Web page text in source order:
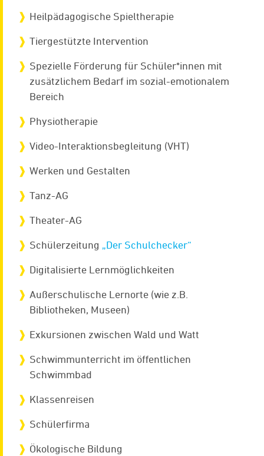
Heilpädagogische Spieltherapie
Tiergestützte Intervention
Spezielle Förderung für Schüler*innen mit
zusätzlichem Bedarf im sozial-emotionalem
Bereich
Physiotherapie
Video-Interaktionsbegleitung (VHT)
Werken und Gestalten
Tanz-AG
Theater-AG
Schülerzeitung „Der Schulchecker“
Digitalisierte Lernmöglichkeiten
Außerschulische Lernorte (wie z.B.
Bibliotheken, Museen)
Exkursionen zwischen Wald und Watt
Schwimmunterricht im öffentlichen
Schwimmbad
Klassenreisen
Schülerfirma
Ökologische Bildung